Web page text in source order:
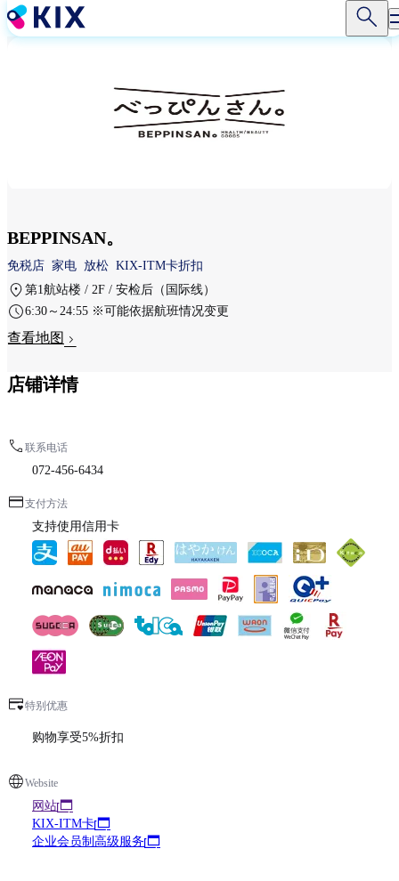
跳
转
BEPPINSAN。
免税店 家电 放松 KIX-ITM卡折扣
第1航站楼 / 2F / 安检后（国际线）
6:30～24:55 ※可能依据航班情况变更
查看地图
店铺详情
联系电话
072-456-6434
支付方法
支持使用信用卡
特别优惠
购物享受5%折扣
Website
网站
KIX-ITM卡
企业会员制高级服务